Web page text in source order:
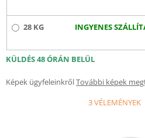
28 KG INGYENES
KÜLDÉS 48 ÓRÁN BELÜL
Képek ügyfeleinkrőlTovábbi képek
3 VÉLEMÉNYEK